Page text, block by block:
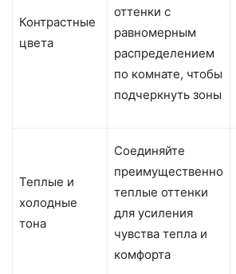
Контрастные
цвета
оттенки с
равномерным
распределением
по комнате, чтобы
подчеркнуть зоны
Теплые и
холодные
тона
Соединяйте
преимущественно
теплые оттенки
для усиления
чувства тепла и
комфорта